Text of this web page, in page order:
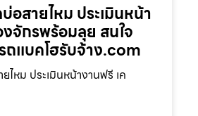
อสายไหม ประเมินหน้า
จักรพร้อมลุย สนใจ
แบคโฮรับจ้าง.com
ไหม ประเมินหน้างานฟรี เค